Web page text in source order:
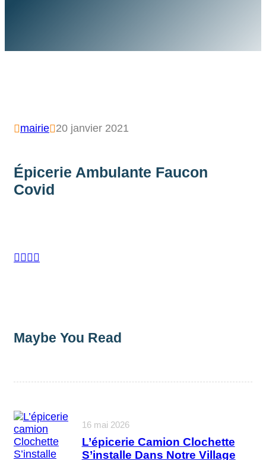
mairie20 janvier 2021
Épicerie Ambulante Faucon
Covid
   
Maybe You Read
16 mai 2026
L’épicerie Camion Clochette
S’installe Dans Notre Village